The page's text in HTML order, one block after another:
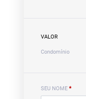
VALOR
Condomínio
SEU NOME *